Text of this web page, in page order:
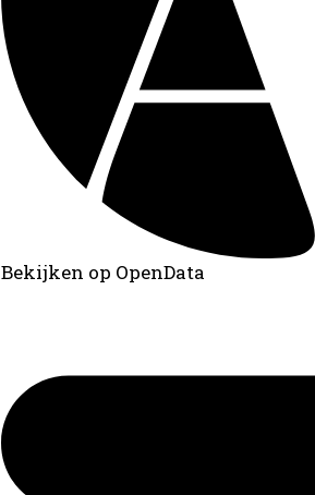
Bekijken op OpenData